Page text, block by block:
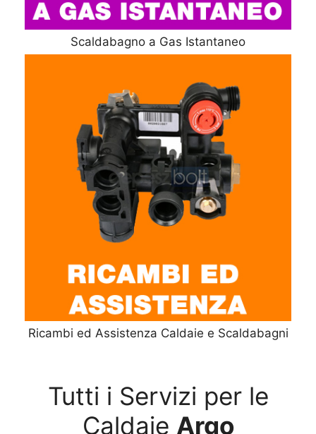
Scaldabagno a Gas Istantaneo
Ricambi ed Assistenza Caldaie e Scaldabagni
Tutti i Servizi per le
Caldaie Argo